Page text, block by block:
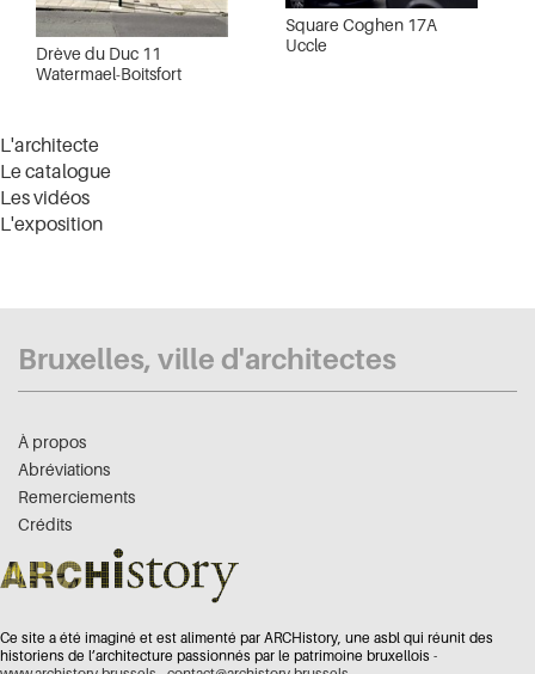
Drève du Duc 11
Watermael-Boitsfort
Square Coghen 17A
Uccle
L'architecte
Le catalogue
Les vidéos
L'exposition
Bruxelles, ville d'architectes
À propos
Abréviations
Remerciements
Crédits
Ce site a été imaginé et est alimenté par ARCHistory, une asbl qui réunit des
historiens de l’architecture passionnés par le patrimoine bruxellois -